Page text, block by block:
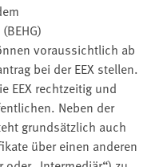
voraussichtlich ab
bei der EEX stellen.
EEX rechtzeitig und
Neben der
grundsätzlich auch
über einen anderen